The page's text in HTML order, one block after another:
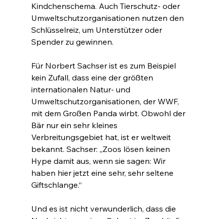
Kindchenschema. Auch Tierschutz- oder
Umweltschutzorganisationen nutzen den
Schlüsselreiz, um Unterstützer oder
Spender zu gewinnen.
Für Norbert Sachser ist es zum Beispiel
kein Zufall, dass eine der größten
internationalen Natur- und
Umweltschutzorganisationen, der WWF,
mit dem Großen Panda wirbt. Obwohl der
Bär nur ein sehr kleines
Verbreitungsgebiet hat, ist er weltweit
bekannt. Sachser: „Zoos lösen keinen
Hype damit aus, wenn sie sagen: Wir
haben hier jetzt eine sehr, sehr seltene
Giftschlange.“
Und es ist nicht verwunderlich, dass die